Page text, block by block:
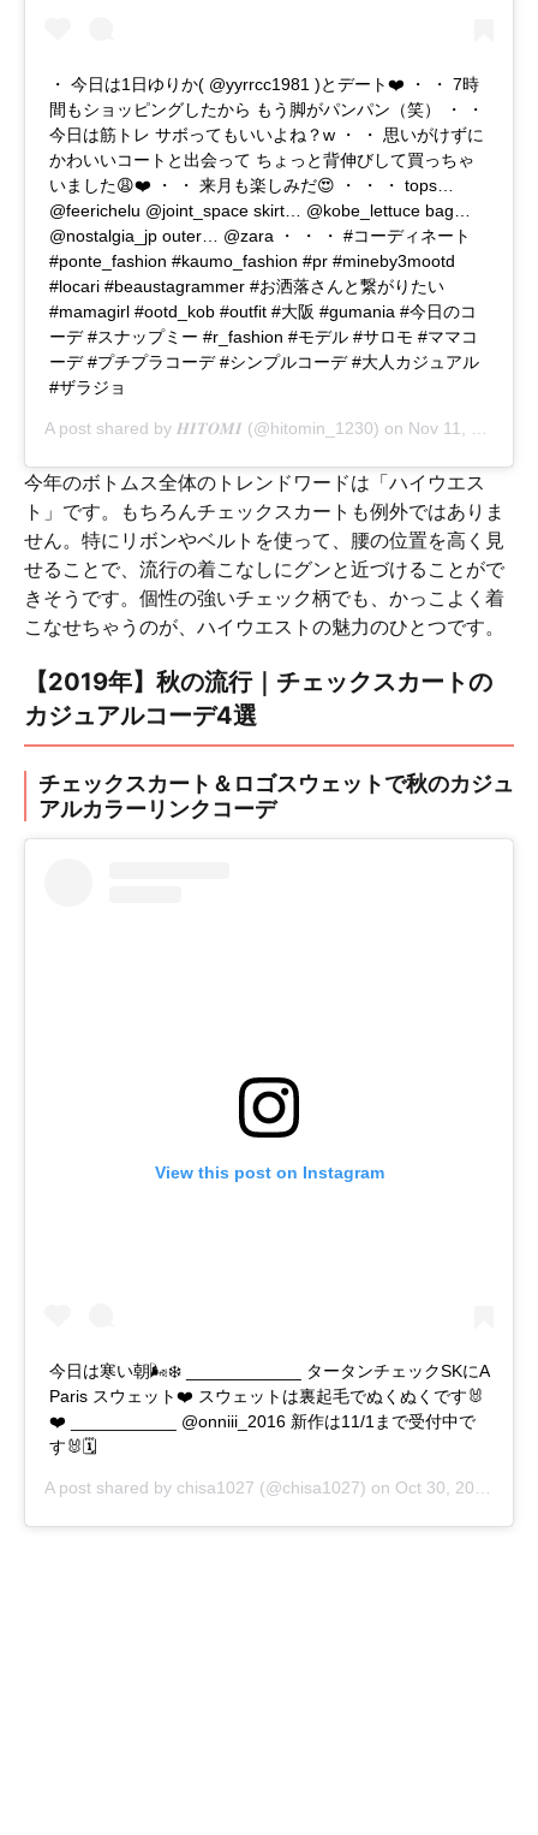
・ 今日は1日ゆりか( @yyrrcc1981 )とデート❤️ ・ ・ 7時
間もショッピングしたから もう脚がパンパン（笑） ・ ・
今日は筋トレ サボってもいいよね？w ・ ・ 思いがけずに
かわいいコートと出会って ちょっと背伸びして買っちゃ
いました😩❤️ ・ ・ 来月も楽しみだ😍 ・ ・ ・ tops…
@feerichelu @joint_space skirt… @kobe_lettuce bag…
@nostalgia_jp outer… @zara ・ ・ ・ #コーディネート
#ponte_fashion #kaumo_fashion #pr #mineby3mootd
#locari #beaustagrammer #お洒落さんと繋がりたい
#mamagirl #ootd_kob #outfit #大阪 #gumania #今日のコ
ーデ #スナップミー #r_fashion #モデル #サロモ #ママコ
ーデ #プチプラコーデ #シンプルコーデ #大人カジュアル
#ザラジョ
A post shared by 𝑯𝑰𝑻𝑶𝑴𝑰 (@hitomin_1230) on Nov 11, 2017 at 2:58am PST
今年のボトムス全体のトレンドワードは「ハイウエス
ト」です。もちろんチェックスカートも例外ではありま
せん。特にリボンやベルトを使って、腰の位置を高く見
せることで、流行の着こなしにグンと近づけることがで
きそうです。個性の強いチェック柄でも、かっこよく着
こなせちゃうのが、ハイウエストの魅力のひとつです。
【2019年】秋の流行｜チェックスカートの
カジュアルコーデ4選
チェックスカート＆ロゴスウェットで秋のカジュ
アルカラーリンクコーデ
View this post on Instagram
今日は寒い朝🌬❄️ ____________ タータンチェックSKにA
Paris スウェット❤️ スウェットは裏起毛でぬくぬくです🐰
❤️ ___________ @onniii_2016 新作は11/1まで受付中で
す🐰🗓
A post shared by chisa1027 (@chisa1027) on Oct 30, 2017 at 3:52pm PDT